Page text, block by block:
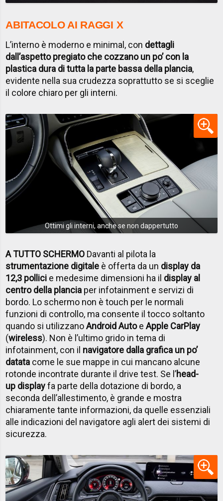
ABITACOLO AI RAGGI X
L’interno è moderno e minimal, con dettagli
dall’aspetto pregiato che cozzano un po’ con la
plastica dura di tutta la parte bassa della plancia,
evidente nella sua crudezza soprattutto se si sceglie
il colore chiaro per gli interni.
Ottimi gli interni, anche se non dappertutto
A TUTTO SCHERMO Davanti al pilota la
strumentazione digitale è offerta da un display da
12,3 pollici e medesime dimensioni ha il display al
centro della plancia per infotainment e servizi di
bordo. Lo schermo non è touch per le normali
funzioni di controllo, ma consente il tocco soltanto
quando si utilizzanoAndroid AutoeApple CarPlay
(wireless). Non è l’ultimo grido in tema di
infotainment, con il navigatore dalla grafica un po’
datata come le sue mappe in cui mancano alcune
rotonde incontrate durante il drive test. Se l’head-
up displayfa parte della dotazione di bordo, a
seconda dell’allestimento, è grande e mostra
chiaramente tante informazioni, da quelle essenziali
alle indicazioni del navigatore agli alert dei sistemi di
sicurezza.